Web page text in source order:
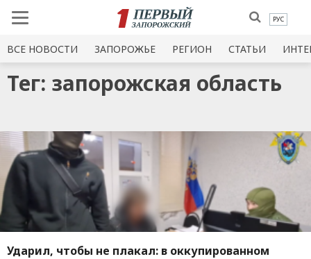
РУС
ВСЕ НОВОСТИ ЗАПОРОЖЬЕ РЕГИОН СТАТЬИ
Тег: запорожская область
Ударил, чтобы не плакал: в оккупированном